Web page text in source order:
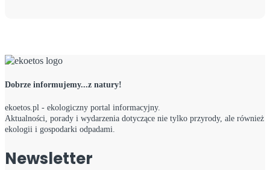
Dobrze informujemy...z natury!
ekoetos.pl - ekologiczny portal informacyjny.
Aktualności, porady i wydarzenia dotyczące nie tylko przyrody, ale również
ekologii i gospodarki odpadami.
Newsletter